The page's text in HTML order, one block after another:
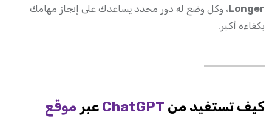
Longer ، وكل وضع له دور محدد يساعدك على إنجاز مهامك
بكفاءة أكبر.
كيف تستفيد من ChatGPT عبر موقع